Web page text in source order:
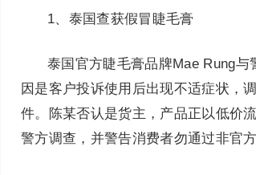
1、泰国查获假冒睫毛膏
泰国官方睫毛膏品牌Mae Rung
因是客户投诉使用后出现不适症状，
件。陈某否认是货主，产品正以低价
警方调查，并警告消费者勿通过非官方